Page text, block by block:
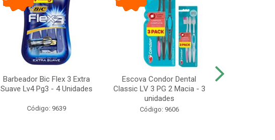
Barbeador Bic Flex 3 Extra
Suave Lv4 Pg3 - 4 Unidades
Código: 9639
Escova Condor Dental
Classic LV 3 PG 2 Macia - 3
unidades
Código: 9606